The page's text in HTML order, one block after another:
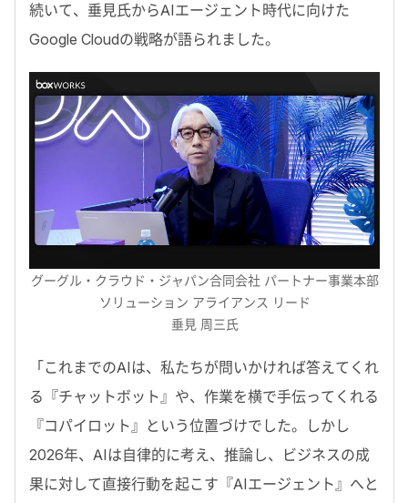
続いて、垂見氏からAIエージェント時代に向けた
Google Cloudの戦略が語られました。
グーグル・クラウド・ジャパン合同会社 パートナー事業本部
ソリューション アライアンス リード
垂見 周三氏
「これまでのAIは、私たちが問いかければ答えてくれ
る『チャットボット』や、作業を横で手伝ってくれる
『コパイロット』という位置づけでした。しかし
2026年、AIは自律的に考え、推論し、ビジネスの成
果に対して直接行動を起こす『AIエージェント』へと